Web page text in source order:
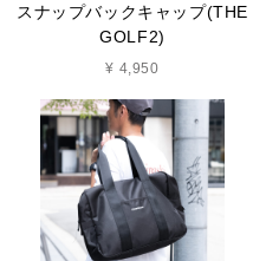
スナップバックキャップ(THE
GOLF2)
¥ 4,950